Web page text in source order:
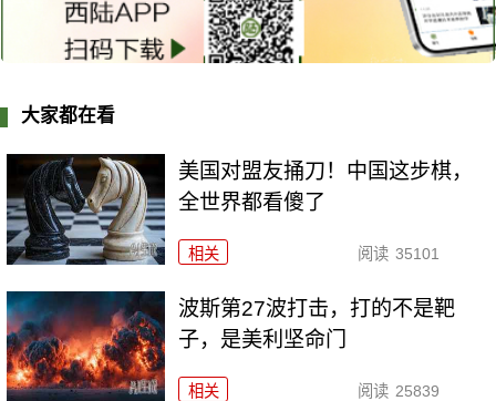
大家都在看
美国对盟友捅刀！中国这步棋，
全世界都看傻了
相关 阅读 35101
波斯第27波打击，打的不是靶
子，是美利坚命门
相关 阅读 25839